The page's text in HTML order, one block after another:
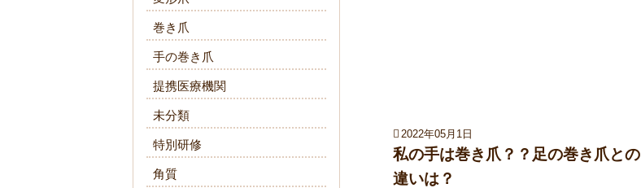
2022年05月1日
私の手は巻き爪？？足の巻き爪との
違いは？
巻き爪
手の巻き爪
提携医療機関
未分類
特別研修
角質